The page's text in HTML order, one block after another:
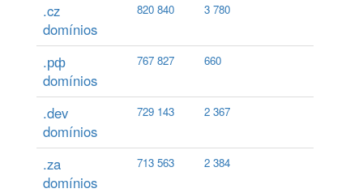
.cz
domínios
820 840 3 780
.рф
domínios
767 827 660
.dev
domínios
729 143 2 367
.za
domínios
713 563 2 384